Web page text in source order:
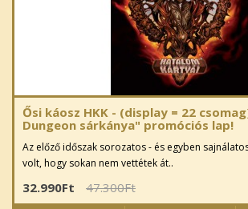
Ősi káosz HKK - (display = 22
Dungeon sárkánya" promóciós lap!
Az előző időszak sorozatos - és egyben
volt, hogy sokan nem vettétek át..
32.990Ft 47.300Ft